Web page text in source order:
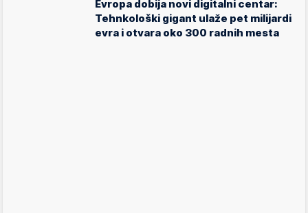
Evropa dobija novi digitalni centar:
Tehnkološki gigant ulaže pet milijardi
evra i otvara oko 300 radnih mesta